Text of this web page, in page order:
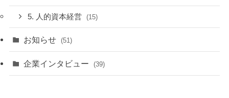
5. 人的資本経営 (15)
お知らせ (51)
企業インタビュー (39)